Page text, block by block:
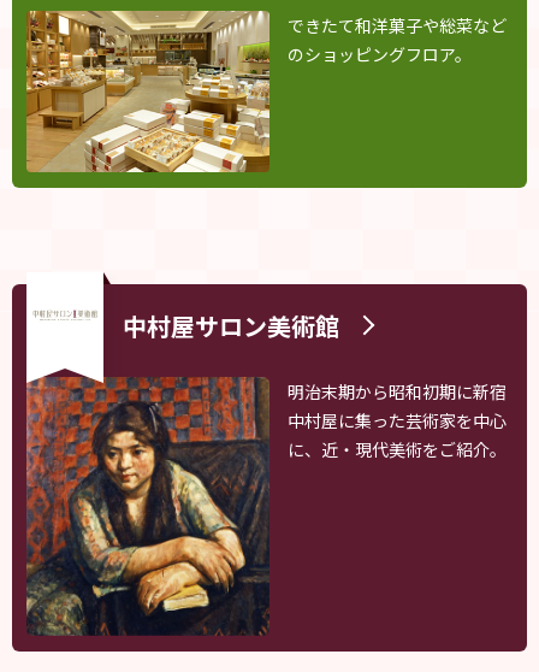
できたて和洋菓子や総菜など
のショッピングフロア。
中村屋サロン美術館
明治末期から昭和初期に新宿
中村屋に集った芸術家を中心
に、近・現代美術をご紹介。